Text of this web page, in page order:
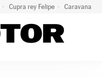
Cupra rey Felipe Caravana